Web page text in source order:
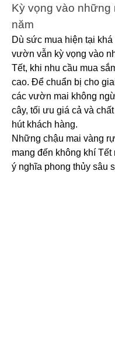
Kỳ vọng vào những
năm
Dù sức mua hiện tại khá
vườn vẫn kỳ vọng vào
Tết, khi nhu cầu mua
cao. Để chuẩn bị cho
các vườn mai không
cây, tối ưu giá cả và
hút khách hàng.
Những chậu mai vàng
mang đến không khí Tết
ý nghĩa phong thủy sâu